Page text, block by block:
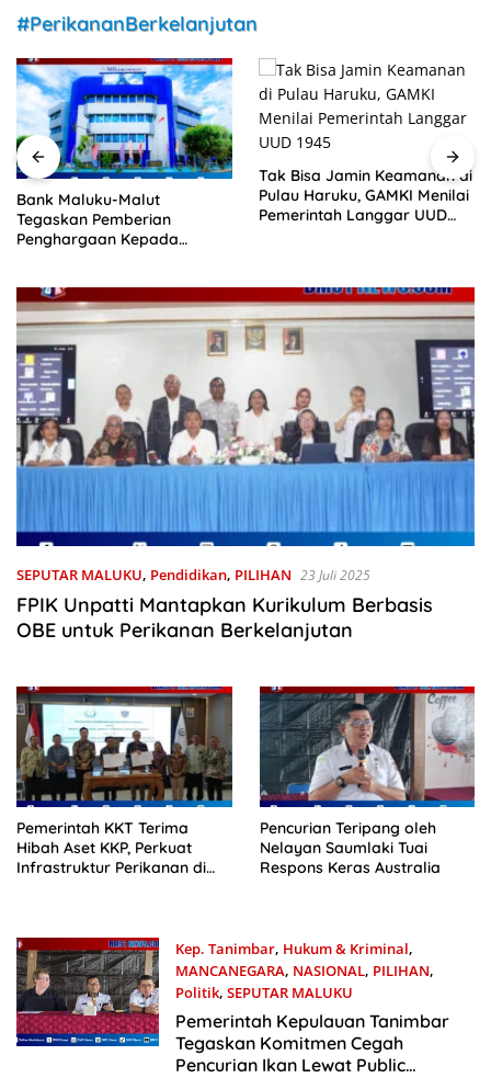
#PerikananBerkelanjutan
Tak Bisa Jamin Keamanan di
Pulau Haruku, GAMKI Menilai
Pemerintah Langgar UUD
1945
Peringati Hari Anak Nasional,
Anak-Anak Negeri Kariu Tulis
Surat Cinta untuk Presiden
SEPUTAR MALUKU, Pendidikan, PILIHAN 23 Juli 2025
FPIK Unpatti Mantapkan Kurikulum Berbasis
OBE untuk Perikanan Berkelanjutan
Pemerintah KKT Terima
Hibah Aset KKP, Perkuat
Infrastruktur Perikanan di
Pencurian Teripang oleh
Nelayan Saumlaki Tuai
Respons Keras Australia
Kep. Tanimbar, Hukum & Kriminal,
MANCANEGARA, NASIONAL, PILIHAN,
Politik, SEPUTAR MALUKU
4 Juni 2025
Pemerintah Kepulauan Tanimbar
Tegaskan Komitmen Cegah
Pencurian Ikan Lewat Public